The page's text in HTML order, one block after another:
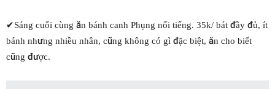
✔Sáng cuối cùng ăn bánh canh Phụng nổi tiếng. 35k/ bát đầy đủ, ít
bánh nhưng nhiều nhân, cũng không có gì đặc biệt, ăn cho biết
cũng được.